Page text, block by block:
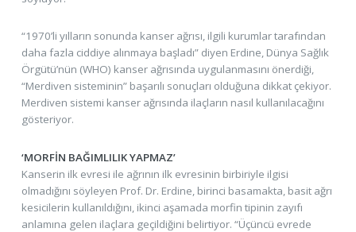
“1970’li yılların sonunda kanser ağrısı, ilgili kurumlar tarafından
daha fazla ciddiye alınmaya başladı” diyen Erdine, Dünya Sağlık
Örgütü’nün (WHO) kanser ağrısında uygulanmasını önerdiği,
“Merdiven sisteminin” başarılı sonuçları olduğuna dikkat çekiyor.
Merdiven sistemi kanser ağrısında ilaçların nasıl kullanılacağını
gösteriyor.
‘MORFİN BAĞIMLILIK YAPMAZ’
Kanserin ilk evresi ile ağrının ilk evresinin birbiriyle ilgisi
olmadığını söyleyen Prof. Dr. Erdine, birinci basamakta, basit ağrı
kesicilerin kullanıldığını, ikinci aşamada morfin tipinin zayıfı
anlamına gelen ilaçlara geçildiğini belirtiyor. “Üçüncü evrede